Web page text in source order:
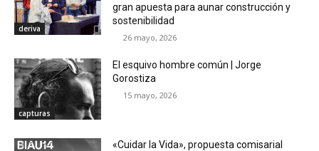
deriva
gran apuesta para aunar construcción y
sostenibilidad
26 mayo, 2026
capturas
El esquivo hombre común | Jorge
Gorostiza
15 mayo, 2026
«Cuidar la Vida», propuesta comisarial